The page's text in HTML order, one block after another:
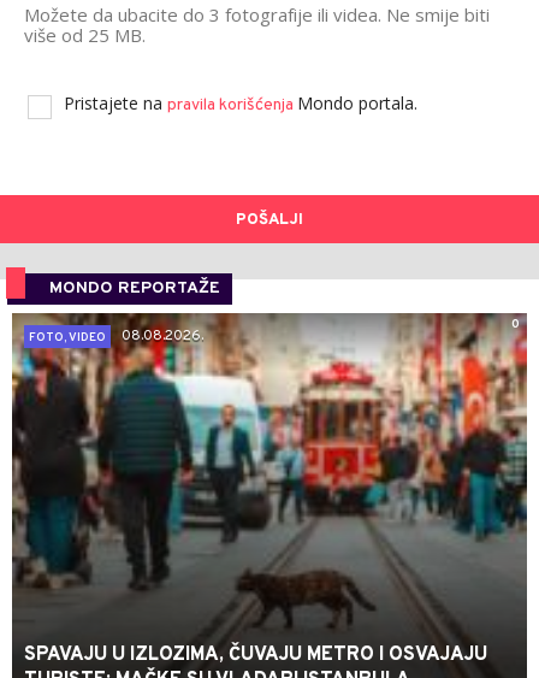
Možete da ubacite do 3 fotografije ili videa. Ne smije biti
više od 25 MB.
Pristajete na pravila korišćenja Mondo portala.
POŠALJI
MONDO REPORTAŽE
0
FOTO, VIDEO
08.08.2026.
SPAVAJU U IZLOZIMA, ČUVAJU METRO I OSVAJAJU